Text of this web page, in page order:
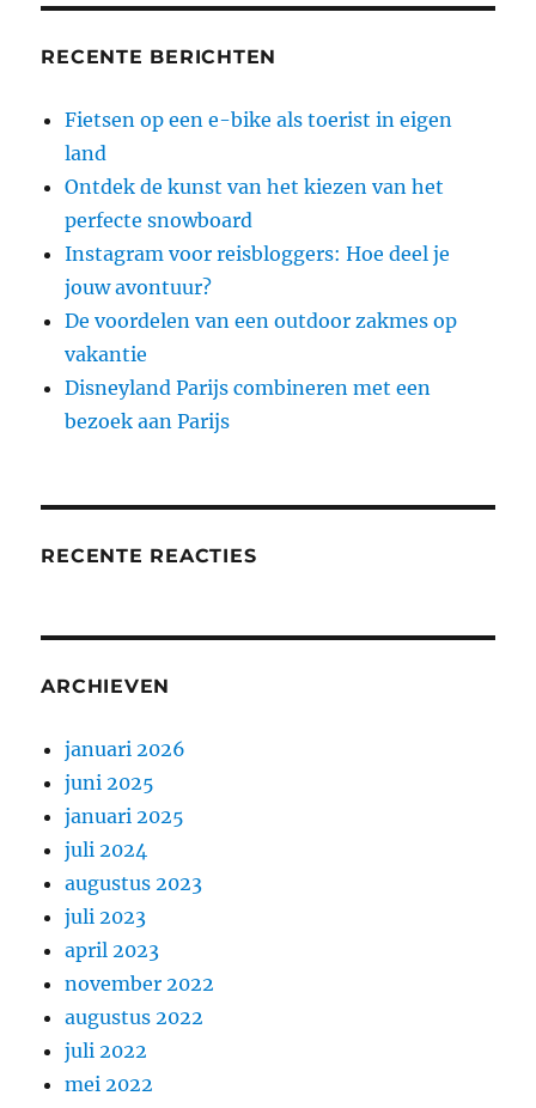
RECENTE BERICHTEN
Fietsen op een e-bike als toerist in eigen
land
Ontdek de kunst van het kiezen van het
perfecte snowboard
Instagram voor reisbloggers: Hoe deel je
jouw avontuur?
De voordelen van een outdoor zakmes op
vakantie
Disneyland Parijs combineren met een
bezoek aan Parijs
RECENTE REACTIES
ARCHIEVEN
januari 2026
juni 2025
januari 2025
juli 2024
augustus 2023
juli 2023
april 2023
november 2022
augustus 2022
juli 2022
mei 2022